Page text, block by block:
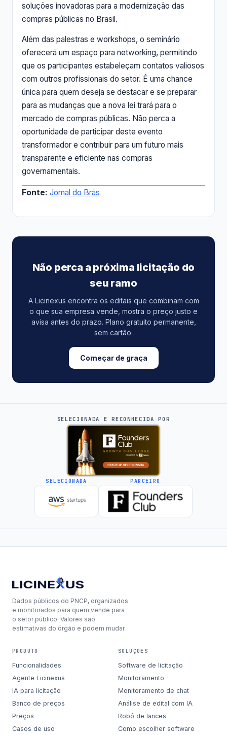
soluções inovadoras para a modernização das
compras públicas no Brasil.
Além das palestras e workshops, o seminário
oferecerá um espaço para networking, permitindo
que os participantes estabeleçam contatos valiosos
com outros profissionais do setor. É uma chance
única para quem deseja se destacar e se preparar
para as mudanças que a nova lei trará para o
mercado de compras públicas. Não perca a
oportunidade de participar deste evento
transformador e contribuir para um futuro mais
transparente e eficiente nas compras
governamentais.
Fonte: Jornal do Brás
Não perca a próxima licitação do
seu ramo
A Licinexus encontra os editais que combinam com
o que sua empresa vende, mostra o preço justo e
avisa antes do prazo. Plano gratuito permanente,
sem cartão.
Começar de graça
SELECIONADA E RECONHECIDA POR
SELECIONADA PARCEIRO
Dados públicos do PNCP, organizados
e monitorados para quem vende para
o setor público. Valores são
estimativas do órgão e podem mudar.
PRODUTO
Funcionalidades
Agente Licinexus
IA para licitação
Banco de preços
Preços
Casos de uso
SOLUÇÕES
Software de licitação
Monitoramento
Monitoramento de chat
Análise de edital com IA
Robô de lances
Como escolher software